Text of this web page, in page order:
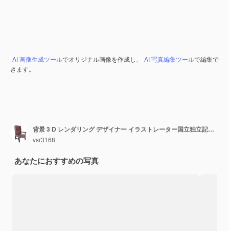
AI 画像生成ツールでオリジナル画像を作成し、 AI 写真編集ツールで編集で
きます。
背景 3 D レンダリング デザイナー イラストレーター国立独立記念日フラグ チリとラトビア
vsr3168
あなたにおすすめの写真